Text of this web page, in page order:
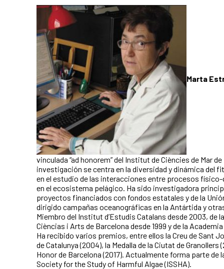
Marta
vinculada “ad honorem” del Institut de Ciències de Mar de
investigación se centra en la diversidad y dinámica del
en el estudio de las interacciones entre procesos
en el ecosistema pelágico. Ha sido investigadora
proyectos financiados con fondos estatales y de la
dirigido campañas oceanográficas en la Antártida y
Miembro del Institut d’Estudis Catalans desde 2003, de
Cièncias i Arts de Barcelona desde 1999 y de la
Ha recibido varios premios, entre ellos la Creu de Sant
de Catalunya (2004), la Medalla de la Ciutat de Granollers
Honor de Barcelona (2017). Actualmente forma parte de
Society for the Study of Harmful Algae (ISSHA).